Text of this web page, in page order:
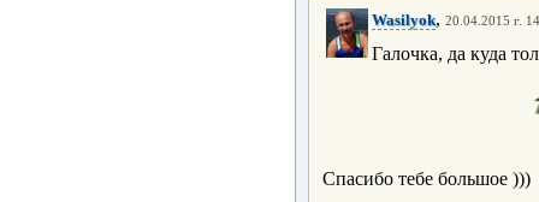
Wasilyok, 20.04.2015 г.
Галочка, да куда
Спасибо тебе большое )))